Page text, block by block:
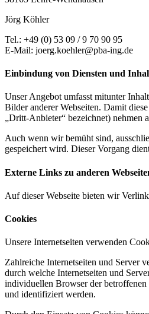
Jörg Köhler
Tel.: +49 (0) 53 09 / 9 70 90 95
E-Mail: joerg.koehler@pba-ing.de
Einbindung von Diensten und
Unser Angebot umfasst mitunter
Bilder anderer Webseiten. Damit
„Dritt-Anbieter“ bezeichnet) nehmen
Auch wenn wir bemüht sind,
gespeichert wird. Dieser Vorgang
Externe Links zu anderen
Auf dieser Webseite bieten wir
Cookies
Unsere Internetseiten verwenden
Zahlreiche Internetseiten und Server
durch welche Internetseiten und
individuellen Browser der betroffenen
und identifiziert werden.